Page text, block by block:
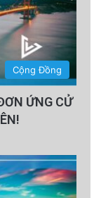
Cộng Đồng
ỨNG CỬ